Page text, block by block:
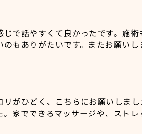
じで話やすくて良かったです。施
もありがたいです。またお願いし
リがひどく、こちらにお願いしま
家でできるマッサージや、ストレ